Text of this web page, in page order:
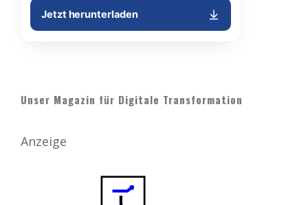
Unser Magazin für Digitale Transformation
Anzeige